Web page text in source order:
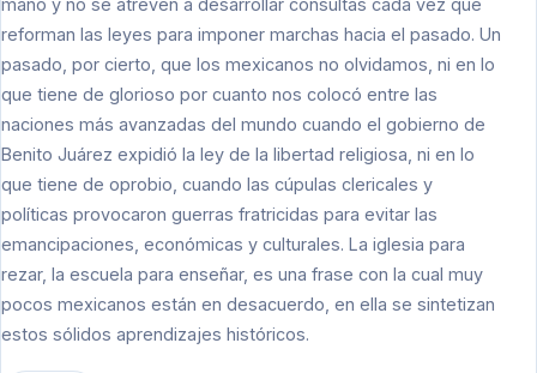
reforman las leyes para imponer marchas hacia el pasado. Un
pasado, por cierto, que los mexicanos no olvidamos, ni en lo
que tiene de glorioso por cuanto nos colocó entre las
naciones más avanzadas del mundo cuando el gobierno de
Benito Juárez expidió la ley de la libertad religiosa, ni en lo
que tiene de oprobio, cuando las cúpulas clericales y
políticas provocaron guerras fratricidas para evitar las
emancipaciones, económicas y culturales. La iglesia para
rezar, la escuela para enseñar, es una frase con la cual muy
pocos mexicanos están en desacuerdo, en ella se sintetizan
estos sólidos aprendizajes históricos.